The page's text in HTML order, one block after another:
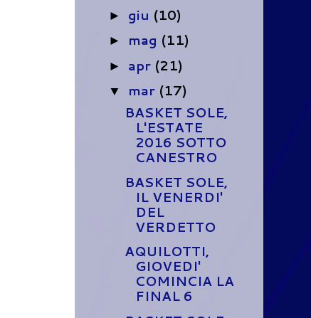
► giu (10)
► mag (11)
► apr (21)
▼ mar (17)
BASKET SOLE,
L'ESTATE
2016 SOTTO
CANESTRO
BASKET SOLE,
IL VENERDI'
DEL
VERDETTO
AQUILOTTI,
GIOVEDI'
COMINCIA LA
FINAL 6